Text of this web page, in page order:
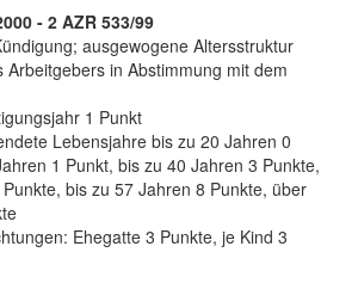
- 2 AZR 533/99
ausgewogene Altersstruktur
Arbeitgebers in Abstimmung mit dem
1 Punkt
Lebensjahre bis zu 20 Jahren 0
1 Punkt, bis zu 40 Jahren 3 Punkte,
bis zu 57 Jahren 8 Punkte, über
Ehegatte 3 Punkte, je Kind 3